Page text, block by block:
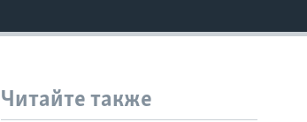
Читайте также